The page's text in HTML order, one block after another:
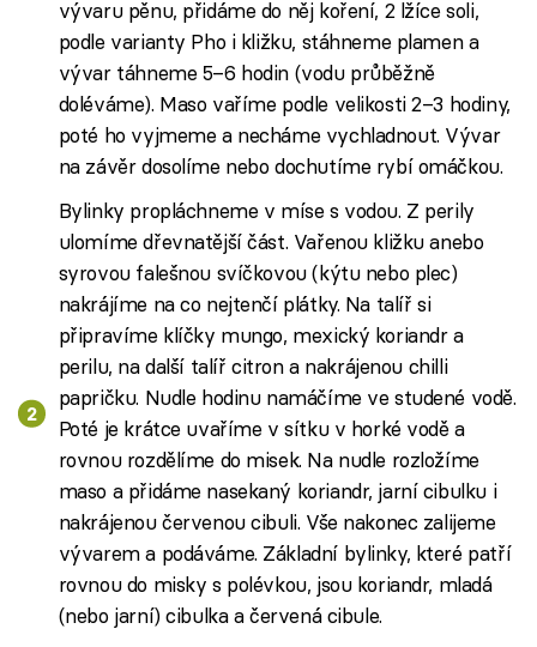
vývaru pěnu, přidáme do něj koření, 2 lžíce soli,
podle varianty Pho i kližku, stáhneme plamen a
vývar táhneme 5–6 hodin (vodu průběžně
doléváme). Maso vaříme podle velikosti 2–3 hodiny,
poté ho vyjmeme a necháme vychladnout. Vývar
na závěr dosolíme nebo dochutíme rybí omáčkou.
Bylinky propláchneme v míse s vodou. Z perily
ulomíme dřevnatější část. Vařenou kližku anebo
syrovou falešnou svíčkovou (kýtu nebo plec)
nakrájíme na co nejtenčí plátky. Na talíř si
připravíme klíčky mungo, mexický koriandr a
perilu, na další talíř citron a nakrájenou chilli
papričku. Nudle hodinu namáčíme ve studené vodě.
Poté je krátce uvaříme v sítku v horké vodě a
rovnou rozdělíme do misek. Na nudle rozložíme
maso a přidáme nasekaný koriandr, jarní cibulku i
nakrájenou červenou cibuli. Vše nakonec zalijeme
vývarem a podáváme. Základní bylinky, které patří
rovnou do misky s polévkou, jsou koriandr, mladá
(nebo jarní) cibulka a červená cibule.